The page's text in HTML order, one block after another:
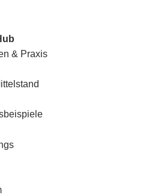
& Praxis